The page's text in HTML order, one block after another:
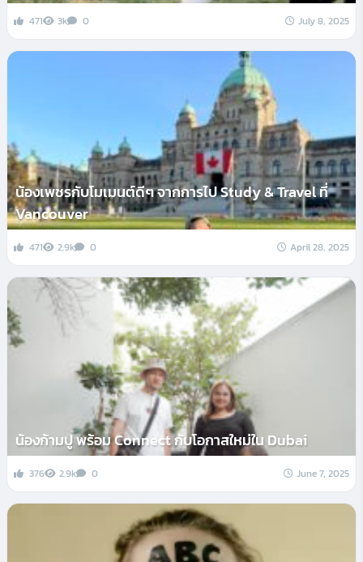
471 3k 0 July 8, 2025
น้องเพชรกับโมเมนต์ดีๆ จากการไป Study & Travel ที่
Vancouver
471 2.9k 0 April 28, 2025
น้องก้ามปู พร้อม Connect กับโอกาสใหม่ใน Dubai
376 2.9k 0 June 7, 2025